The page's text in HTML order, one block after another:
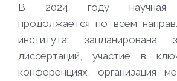
В 2024 году научная
продолжается по всем
института: запланирована
диссертаций, участие в
конференциях, организация